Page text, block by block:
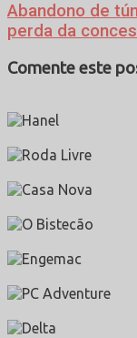
Abandono de
perda da
Comente este